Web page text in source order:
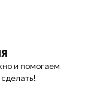
и помогаем